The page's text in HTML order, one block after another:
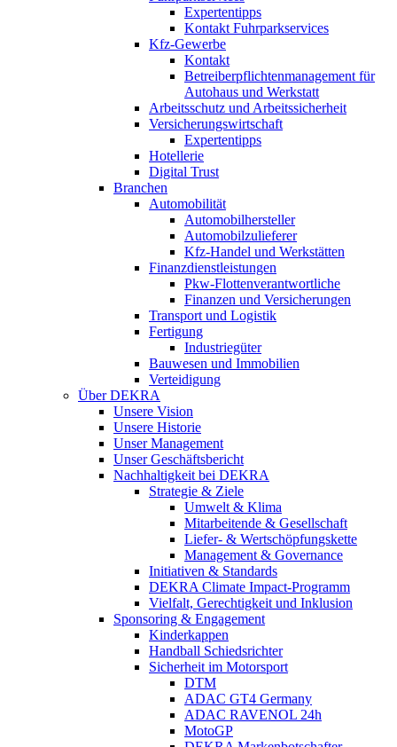
Expertentipps
Kontakt Fuhrparkservices
Kfz-Gewerbe
Kontakt
Betreiberpflichtenmanagement für
Autohaus und Werkstatt
Arbeitsschutz und Arbeitssicherheit
Versicherungswirtschaft
Expertentipps
Hotellerie
Digital Trust
Branchen
Automobilität
Automobilhersteller
Automobilzulieferer
Kfz-Handel und Werkstätten
Finanzdienstleistungen
Pkw‑Flottenverantwortliche
Finanzen und Versicherungen
Transport und Logistik
Fertigung
Industriegüter
Bauwesen und Immobilien
Verteidigung
Über DEKRA
Unsere Vision
Unsere Historie
Unser Management
Unser Geschäftsbericht
Nachhaltigkeit bei DEKRA
Strategie & Ziele
Umwelt & Klima
Mitarbeitende & Gesellschaft
Liefer- & Wertschöpfungskette
Management & Governance
Initiativen & Standards
DEKRA Climate Impact-Programm
Vielfalt, Gerechtigkeit und Inklusion​
Sponsoring & Engagement
Kinderkappen
Handball Schiedsrichter
Sicherheit im Motorsport
DTM
ADAC GT4 Germany
ADAC RAVENOL 24h
MotoGP